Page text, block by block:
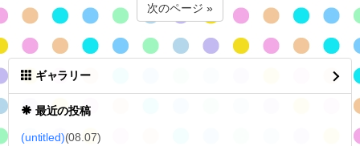
次のページ »
ギャラリー
最近の投稿
(untitled)(08.07)